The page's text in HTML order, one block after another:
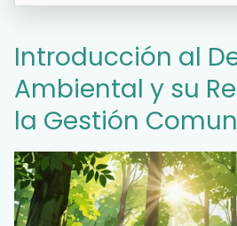
Introducción al
Ambiental y su
la Gestión